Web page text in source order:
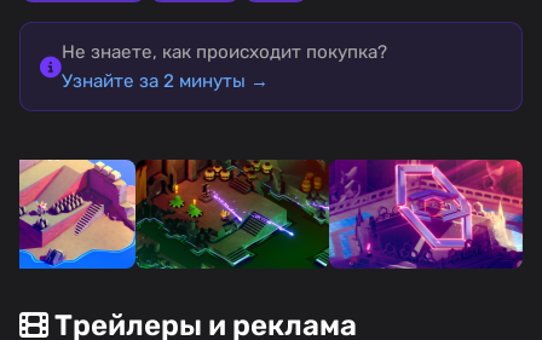
Не знаете, как происходит покупка?
Узнайте за 2 минуты →
Трейлеры и реклама